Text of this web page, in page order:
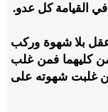
القيامة كل عدو.
عقل بلا شهوة وركب
كليهما فمن غلب
غلبت شهوته على